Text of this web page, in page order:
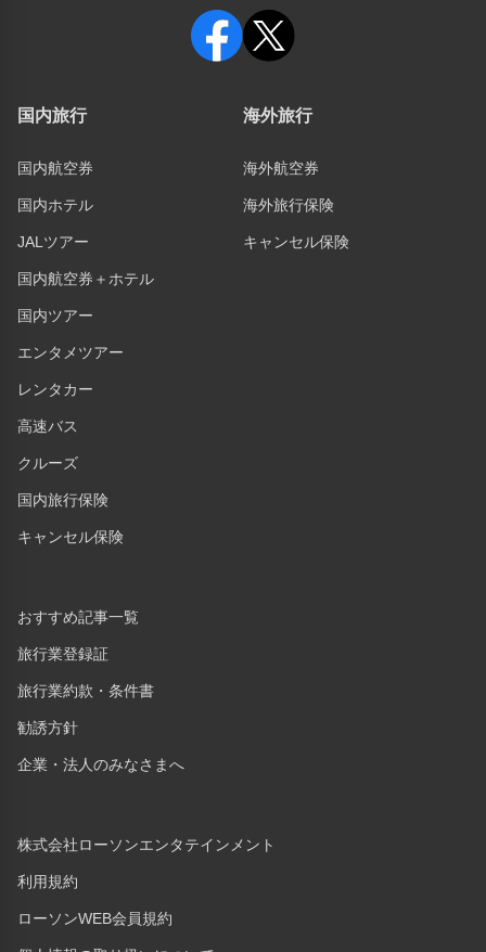
国内旅行
国内航空券
国内ホテル
JALツアー
国内航空券＋ホテル
国内ツアー
エンタメツアー
レンタカー
高速バス
クルーズ
国内旅行保険
キャンセル保険
海外旅行
海外航空券
海外旅行保険
キャンセル保険
おすすめ記事一覧
旅行業登録証
旅行業約款・条件書
勧誘方針
企業・法人のみなさまへ
株式会社ローソンエンタテインメント
利用規約
ローソンWEB会員規約